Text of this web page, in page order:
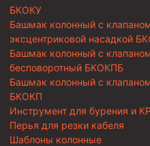
БКОКУ
Башмак колонный с
эксцентриковой насадкой
Башмак колонный с
бесповоротный БКОКПБ
Башмак колонный с
БКОКП
Инструмент для бурения и
Перья для резки кабеля
Шаблоны колонные